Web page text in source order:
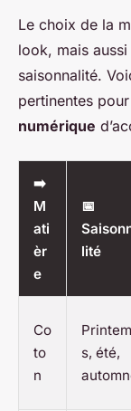
Le choix de la
look, mais
saisonnalité.
pertinentes
numérique
➡️
M
ati
èr
e
📅
lité
Co
to
n
s, été,